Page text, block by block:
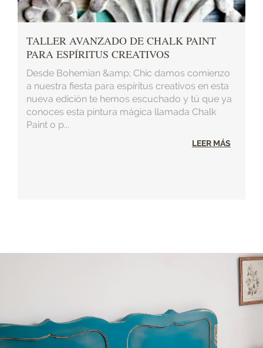
TALLER AVANZADO DE CHALK PAINT
PARA ESPÍRITUS CREATIVOS
Desde Bohemian &amp; Chic damos comienzo
a nuestra fiesta para espíritus creativos en esta
nueva edición te hemos escuchado y tú que ya
conoces esta pintura mágica llamada Chalk
Paint o p...
LEER MÁS